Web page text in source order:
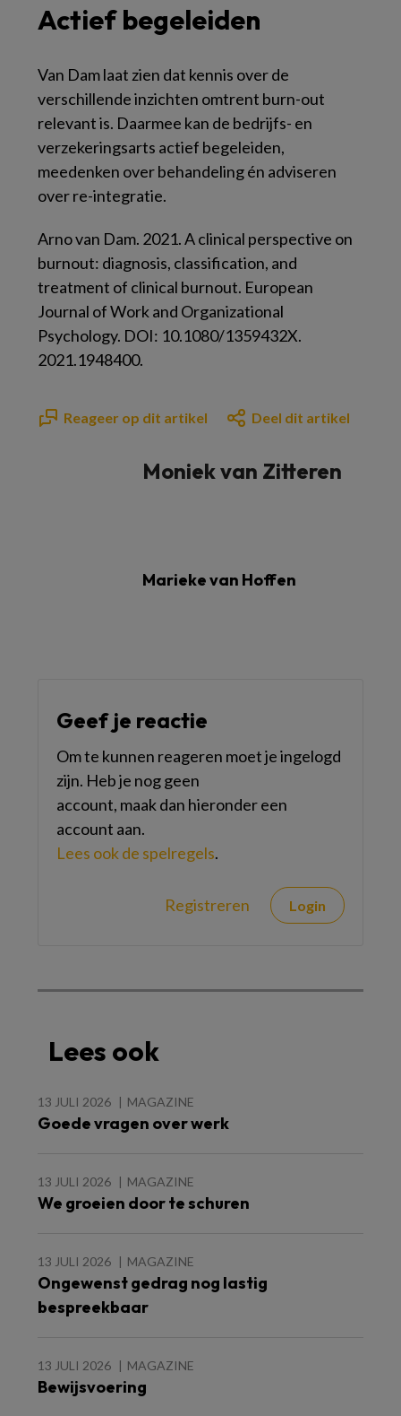
Actief begeleiden
Van Dam laat zien dat kennis over de
verschillende inzichten omtrent burn-out
relevant is. Daarmee kan de bedrijfs- en
verzekeringsarts actief begeleiden,
meedenken over behandeling én adviseren
over re-integratie.
Arno van Dam. 2021. A clinical perspective on
burnout: diagnosis, classification, and
treatment of clinical burnout. European
Journal of Work and Organizational
Psychology. DOI: 10.1080/1359432X.
2021.1948400.
Reageer op dit artikel Deel dit artikel
Moniek van Zitteren
Marieke van Hoffen
Geef je reactie
Om te kunnen reageren moet je ingelogd
zijn. Heb je nog geen
account, maak dan hieronder een
account aan.
Lees ook de spelregels.
Registreren Login
Lees ook
13 JULI 2026 MAGAZINE
Goede vragen over werk
13 JULI 2026 MAGAZINE
We groeien door te schuren
13 JULI 2026 MAGAZINE
Ongewenst gedrag nog lastig
bespreekbaar
13 JULI 2026 MAGAZINE
Bewijsvoering